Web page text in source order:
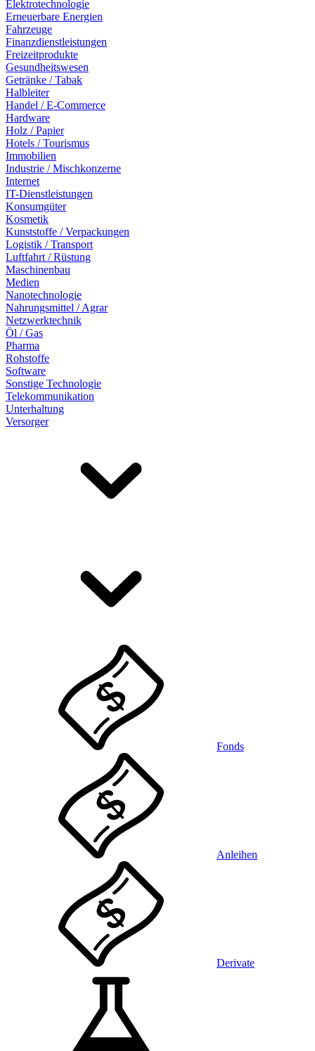
Elektrotechnologie
Erneuerbare Energien
Fahrzeuge
Finanzdienstleistungen
Freizeitprodukte
Gesundheitswesen
Getränke / Tabak
Halbleiter
Handel / E-Commerce
Hardware
Holz / Papier
Hotels / Tourismus
Immobilien
Industrie / Mischkonzerne
Internet
IT-Dienstleistungen
Konsumgüter
Kosmetik
Kunststoffe / Verpackungen
Logistik / Transport
Luftfahrt / Rüstung
Maschinenbau
Medien
Nanotechnologie
Nahrungsmittel / Agrar
Netzwerktechnik
Öl / Gas
Pharma
Rohstoffe
Software
Sonstige Technologie
Telekommunikation
Unterhaltung
Versorger
Fonds
Anleihen
Derivate